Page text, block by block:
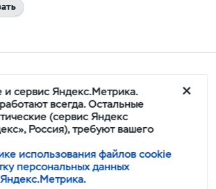
Санитарный автомобиль
сервис Яндекс.Метрика.
всегда. Остальные
(сервис Яндекс
Россия), требуют вашего
использования файлов cookie
персональных данных
.